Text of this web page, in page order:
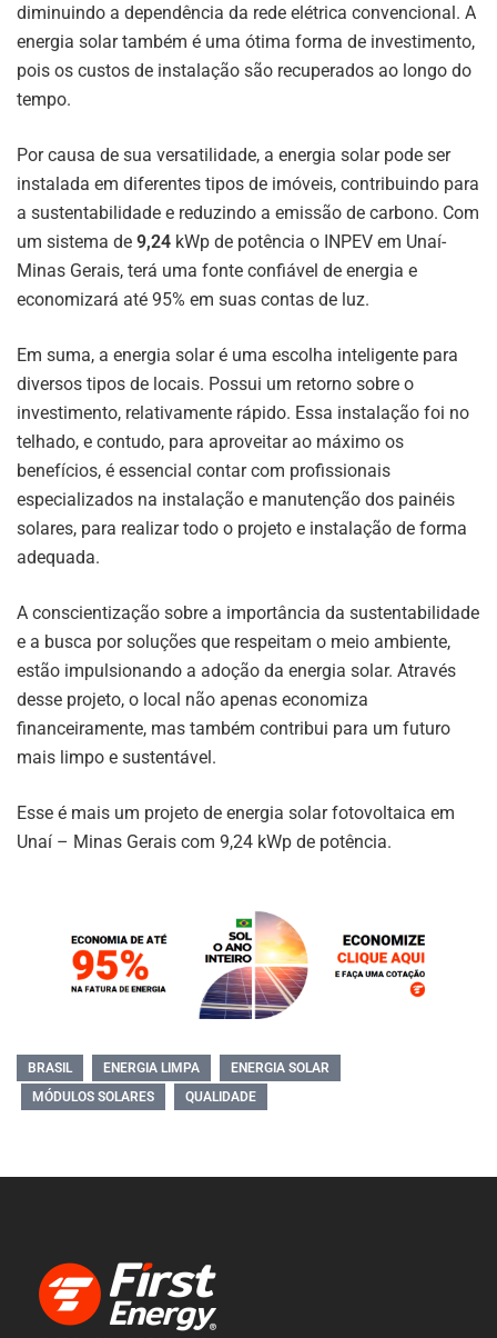
diminuindo a dependência da rede elétrica convencional. A
energia solar também é uma ótima forma de investimento,
pois os custos de instalação são recuperados ao longo do
tempo.
Por causa de sua versatilidade, a energia solar pode ser
instalada em diferentes tipos de imóveis, contribuindo para
a sustentabilidade e reduzindo a emissão de carbono. Com
um sistema de 9,24 kWp de potência o INPEV em Unaí-
Minas Gerais, terá uma fonte confiável de energia e
economizará até 95% em suas contas de luz.
Em suma, a energia solar é uma escolha inteligente para
diversos tipos de locais. Possui um retorno sobre o
investimento, relativamente rápido. Essa instalação foi no
telhado, e contudo, para aproveitar ao máximo os
benefícios, é essencial contar com profissionais
especializados na instalação e manutenção dos painéis
solares, para realizar todo o projeto e instalação de forma
adequada.
A conscientização sobre a importância da sustentabilidade
e a busca por soluções que respeitam o meio ambiente,
estão impulsionando a adoção da energia solar. Através
desse projeto, o local não apenas economiza
financeiramente, mas também contribui para um futuro
mais limpo e sustentável.
Esse é mais um projeto de energia solar fotovoltaica em
Unaí – Minas Gerais com 9,24 kWp de potência.
BRASIL ENERGIA LIMPA
ENERGIA SOLAR
MÓDULOS SOLARES
QUALIDADE